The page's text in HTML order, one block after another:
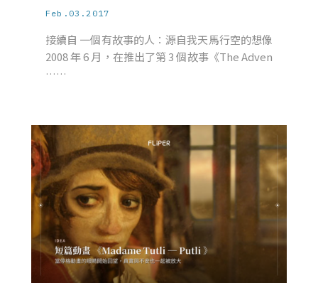
Feb.03.2017
接續自 一個有故事的人：源自我天馬行空的想像
2008 年 6 月，在推出了第 3 個故事《The Adven
……